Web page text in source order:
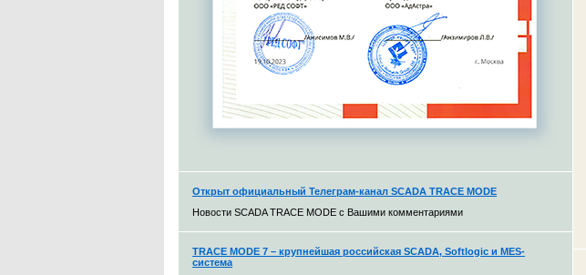
Открыт официальный Телеграм-канал SCADA TRACE MODE
Новости SCADA TRACE MODE с Вашими комментариями
TRACE MODE 7 – крупнейшая российская SCADA, Softlogic и MES-
система